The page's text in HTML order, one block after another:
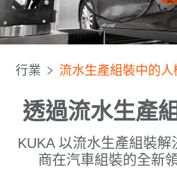
行業 流水生產組裝中的人
透過流水生產
KUKA 以流水生產組裝
商在汽車組裝的全新